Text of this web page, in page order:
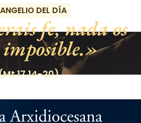
DEL DÍA
fe, nada os
17,14-20)